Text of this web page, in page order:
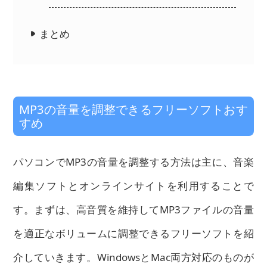
まとめ
MP3の音量を調整できるフリーソフトおす
すめ
パソコンでMP3の音量を調整する方法は主に、音楽
編集ソフトとオンラインサイトを利用することで
す。
まずは、高音質を維持してMP3ファイルの音量
を適正なボリュームに調整できるフリーソフトを紹
介していきます。 WindowsとMac両方対応のものが